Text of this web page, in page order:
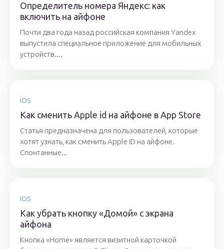
Определитель номера Яндекс: как
включить на айфоне
Почти два года назад российская компания Yandex
выпустила специальное приложение для мобильных
устройств....
IOS
Как сменить Apple id на айфоне в App Store
Статья предназначена для пользователей, которые
хотят узнать, как сменить Apple ID на айфоне.
Спонтанные...
IOS
Как убрать кнопку «Домой» с экрана
айфона
Кнопка «Home» является визитной карточкой